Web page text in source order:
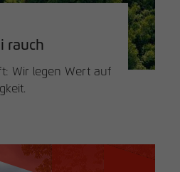
rauch
Wir legen Wert auf